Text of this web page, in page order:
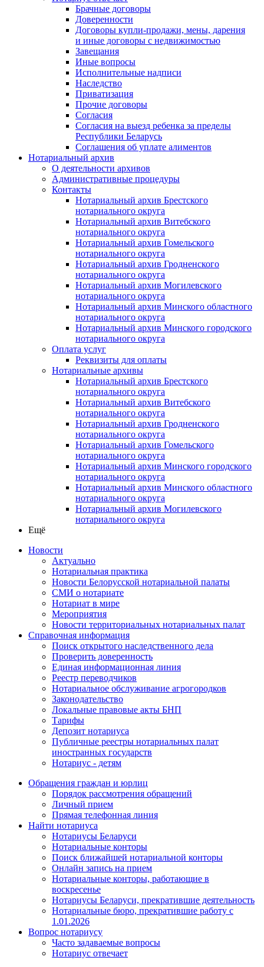
Брачные договоры
Доверенности
Договоры купли-продажи, мены, дарения
и иные договоры с недвижимостью
Завещания
Иные вопросы
Исполнительные надписи
Наследство
Приватизация
Прочие договоры
Согласия
Согласия на выезд ребенка за пределы
Республики Беларусь
Соглашения об уплате алиментов
Нотариальный архив
О деятельности архивов
Административные процедуры
Контакты
Нотариальный архив Брестского
нотариального округа
Нотариальный архив Витебского
нотариального округа
Нотариальный архив Гомельского
нотариального округа
Нотариальный архив Гродненского
нотариального округа
Нотариальный архив Могилевского
нотариального округа
Нотариальный архив Минского областного
нотариального округа
Нотариальный архив Минского городского
нотариального округа
Оплата услуг
Реквизиты для оплаты
Нотариальные архивы
Нотариальный архив Брестского
нотариального округа
Нотариальный архив Витебского
нотариального округа
Нотариальный архив Гродненского
нотариального округа
Нотариальный архив Гомельского
нотариального округа
Нотариальный архив Минского городского
нотариального округа
Нотариальный архив Минского областного
нотариального округа
Нотариальный архив Могилевского
нотариального округа
Ещё
Новости
Актуально
Нотариальная практика
Новости Белорусской нотариальной палаты
СМИ о нотариате
Нотариат в мире
Мероприятия
Новости территориальных нотариальных палат
Справочная информация
Поиск открытого наследственного дела
Проверить доверенность
Единая информационная линия
Реестр переводчиков
Нотариальное обслуживание агрогородков
Законодательство
Локальные правовые акты БНП
Тарифы
Депозит нотариуса
Публичные реестры нотариальных палат
иностранных государств
Нотариус - детям
Обращения граждан и юрлиц
Порядок рассмотрения обращений
Личный прием
Прямая телефонная линия
Найти нотариуса
Нотариусы Беларуси
Нотариальные конторы
Поиск ближайшей нотариальной конторы
Онлайн запись на прием
Нотариальные конторы, работающие в
воскресенье
Нотариусы Беларуси, прекратившие деятельность
Нотариальные бюро, прекратившие работу с
1.01.2026
Вопрос нотариусу
Часто задаваемые вопросы
Нотариус отвечает